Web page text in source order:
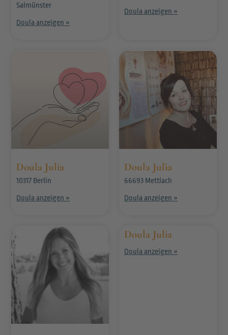
Salmünster
Doula anzeigen »
Doula anzeigen »
Doula Julia
10317 Berlin
Doula anzeigen »
Doula Julia
66693 Mettlach
Doula anzeigen »
Doula Julia
Doula anzeigen »